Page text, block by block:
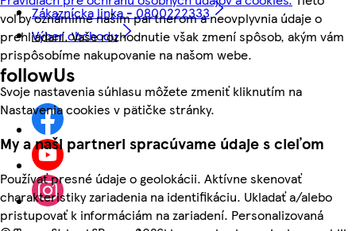
voľby oznámime našim partnerom a neovplyvnia údaje o
prehliadaní. Vaše rozhodnutie však zmení spôsob, akým vám
prispôsobíme nakupovanie na našom webe.
Svoje nastavenia súhlasu môžete zmeniť kliknutím na
Nastavenia cookies v pätičke stránky.
My a naši partneri spracúvame údaje s cieľom
Používať presné údaje o geolokácii. Aktívne skenovať
charakteristiky zariadenia na identifikáciu. Ukladať a/alebo
pristupovať k informáciám na zariadení. Personalizovaná
Zákaznícka linka - 0800222333
Výber obchodu
followUs